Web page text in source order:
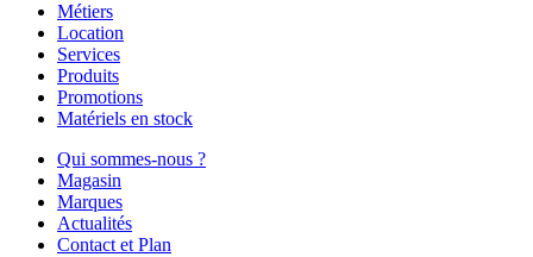
Métiers
Location
Services
Produits
Promotions
Matériels en stock
Qui sommes-nous ?
Magasin
Marques
Actualités
Contact et Plan